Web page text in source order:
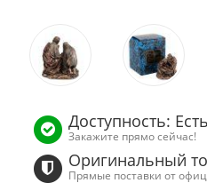
Доступность:
Закажите прямо сейчас!
Оригинальный
Прямые поставки от